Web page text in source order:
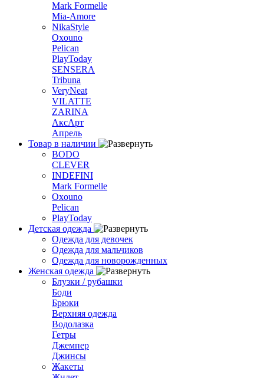
Mark Formelle
Mia-Amore
NikaStyle
Oxouno
Pelican
PlayToday
SENSERA
Tribuna
VeryNeat
VILATTE
ZARINA
АксАрт
Апрель
Товар в наличии
BODO
CLEVER
INDEFINI
Mark Formelle
Oxouno
Pelican
PlayToday
Детская одежда
Одежда для девочек
Одежда для мальчиков
Одежда для новорожденных
Женская одежда
Блузки / рубашки
Боди
Брюки
Верхняя одежда
Водолазка
Гетры
Джемпер
Джинсы
Жакеты